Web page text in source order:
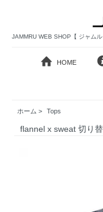
JAMMRU WEB SHOP【 ジャムル
HOME
ホーム > Tops
flannel x sweat 切り